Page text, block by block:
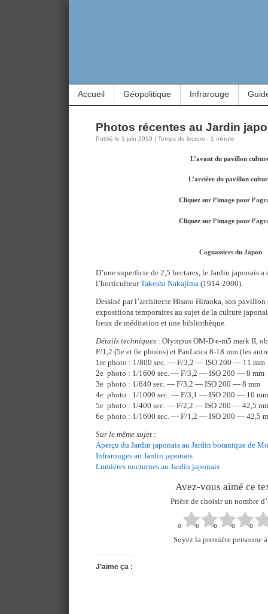
Accueil Géopolitique Infrarouge
Photos récentes au Jardin
Publié le 1 juin 2019 | Temps de lecture : 1 minute
L’avant du pavillon
L’arrière du pavillon
Cliquez sur l’image pour
Cliquez sur l’image pour
Cognassiers du Japon
D’une superficie de 2,5 hectares, le Jardin japonais a
l’horticulteurTakeshi Nakajima (1914-2000).
Dessiné par l’architecte Hisato Hiraoka, son pavillon
expositions temporaires au sujet de la culture
lieux de méditation et une bibliothèque.
Détails techniques : Olympus OM-D e-m5 mark II,
F/1,2 (5e et 6e photos) et PanLeica 8-18 mm (les
1re photo : 1/800 sec. — F/3,2 — ISO 200 — 11 mm
2e photo : 1/1600 sec. — F/3,2 — ISO 200 — 8 mm
3e photo : 1/640 sec. — F/3,2 — ISO 200 — 8 mm
4e photo : 1/1000 sec. — F/3,1 — ISO 200 — 10 mm
5e photo : 1/400 sec. — F/2,2 — ISO 200 — 42,5
6e photo : 1/1600 sec. — F/1,2 — ISO 200 — 42,5
Sur le même sujet :
Aperçu du Jardin japonais au Jardin botanique de
Infrarouges au Jardin japonais
Lumières nocturnes au Jardin japonais
Avez-vous aimé ce
Prière de choisir un nombre
Soyez la première personne
J’aime ça :